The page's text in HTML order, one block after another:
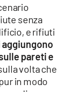
senza
e rifiuti
aggiungono
pareti e
volta che
in modo